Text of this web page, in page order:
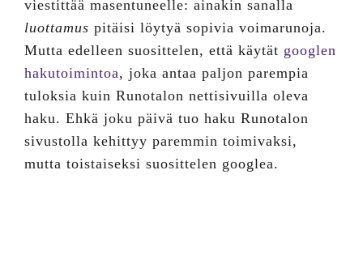
viestittää masentuneelle: ainakin sanalla
luottamus pitäisi löytyä sopivia voimarunoja.
Mutta edelleen suosittelen, että käytät googlen
hakutoimintoa, joka antaa paljon parempia
tuloksia kuin Runotalon nettisivuilla oleva
haku. Ehkä joku päivä tuo haku Runotalon
sivustolla kehittyy paremmin toimivaksi,
mutta toistaiseksi suosittelen googlea.